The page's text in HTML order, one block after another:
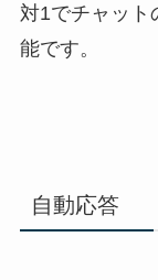
対1でチャット
能です。
自動応答